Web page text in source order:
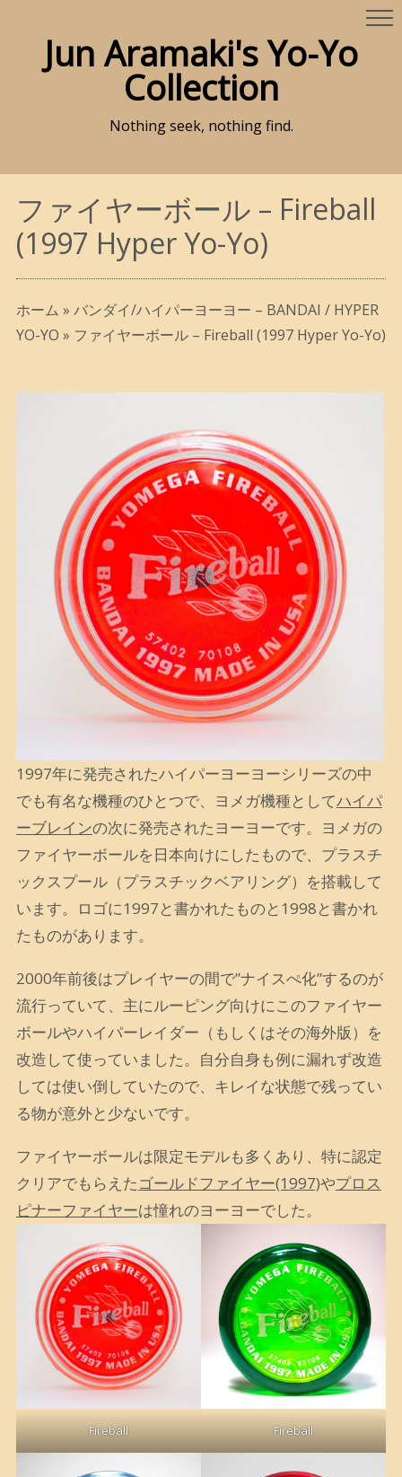
Jun Aramaki's Yo-Yo
Collection
Nothing seek, nothing find.
ファイヤーボール – Fireball
(1997 Hyper Yo-Yo)
ホーム » バンダイ/ハイパーヨーヨー – BANDAI / HYPER
YO-YO » ファイヤーボール – Fireball (1997 Hyper Yo-Yo)
1997年に発売されたハイパーヨーヨーシリーズの中
でも有名な機種のひとつで、ヨメガ機種としてハイパ
ーブレインの次に発売されたヨーヨーです。ヨメガの
ファイヤーボールを日本向けにしたもので、プラスチ
ックスプール（プラスチックベアリング）を搭載して
います。ロゴに1997と書かれたものと1998と書かれ
たものがあります。
2000年前後はプレイヤーの間で”ナイスぺ化”するのが
流行っていて、主にルーピング向けにこのファイヤー
ボールやハイパーレイダー（もしくはその海外版）を
改造して使っていました。自分自身も例に漏れず改造
しては使い倒していたので、キレイな状態で残ってい
る物が意外と少ないです。
ファイヤーボールは限定モデルも多くあり、特に認定
クリアでもらえたゴールドファイヤー(1997)やプロス
ピナーファイヤーは憧れのヨーヨーでした。
Fireball Fireball